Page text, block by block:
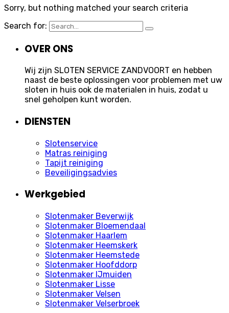
Sorry, but nothing matched your search criteria
Search for:
OVER ONS
Wij zijn SLOTEN SERVICE ZANDVOORT en hebben
naast de beste oplossingen voor problemen met uw
sloten in huis ook de materialen in huis, zodat u
snel geholpen kunt worden.
DIENSTEN
Slotenservice
Matras reiniging
Tapijt reiniging
Beveiligingsadvies
Werkgebied
Slotenmaker Beverwijk
Slotenmaker Bloemendaal
Slotenmaker Haarlem
Slotenmaker Heemskerk
Slotenmaker Heemstede
Slotenmaker Hoofddorp
Slotenmaker IJmuiden
Slotenmaker Lisse
Slotenmaker Velsen
Slotenmaker Velserbroek